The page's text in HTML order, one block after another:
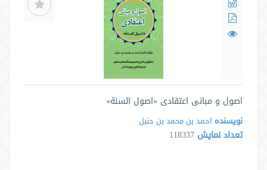
اصول و مبانی اعتقادی «اصول السنة»
نویسنده احمد بن محمد بن حنبل
تعداد نمایش 118337